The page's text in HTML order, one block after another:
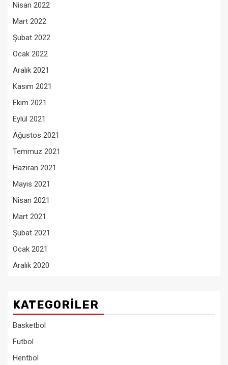
Nisan 2022
Mart 2022
Şubat 2022
Ocak 2022
Aralık 2021
Kasım 2021
Ekim 2021
Eylül 2021
Ağustos 2021
Temmuz 2021
Haziran 2021
Mayıs 2021
Nisan 2021
Mart 2021
Şubat 2021
Ocak 2021
Aralık 2020
KATEGORILER
Basketbol
Futbol
Hentbol